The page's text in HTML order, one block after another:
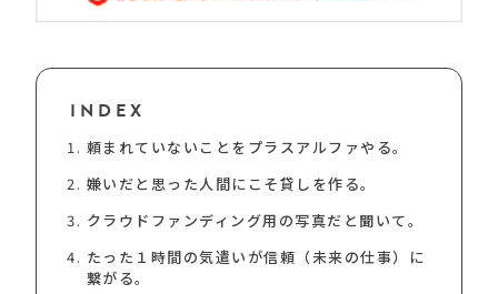
INDEX
頼まれていないことをプラスアルファやる。
嫌いだと思った人間にこそ貸しを作る。
クラウドファンディング用の写真だと聞いて。
たった１時間の気遣いが信頼（未来の仕事）に
繋がる。